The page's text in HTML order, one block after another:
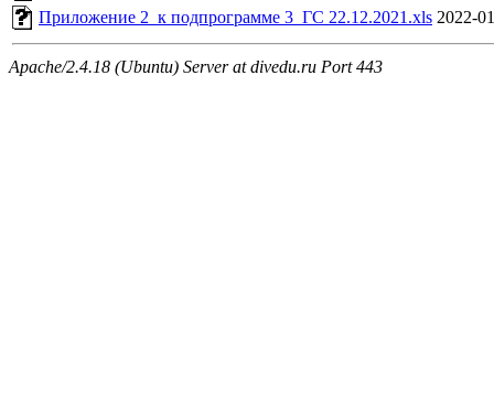
Приложение 2_к подпрограмме 3_ГС 22.12.2021.xls 2022-
Apache/2.4.18 (Ubuntu) Server at divedu.ru Port 443